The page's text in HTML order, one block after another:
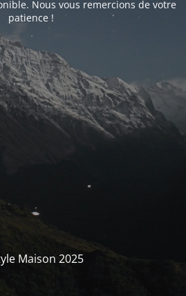
Nous vous remercions de votre
patience !
Maison 2025